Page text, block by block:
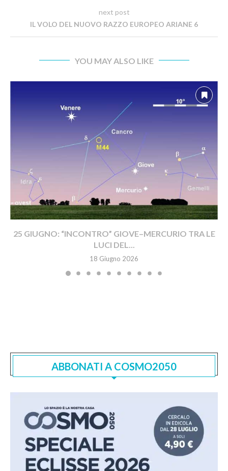
next post
IL VOLO DEL NUOVO RAZZO EUROPEO ARIANE 6
YOU MAY ALSO LIKE
25 GIUGNO: “INCONTRO” GIOVE–MERCURIO TRA LE
LUCI DEL...
18 Giugno 2026
ABBONATI A COSMO2050